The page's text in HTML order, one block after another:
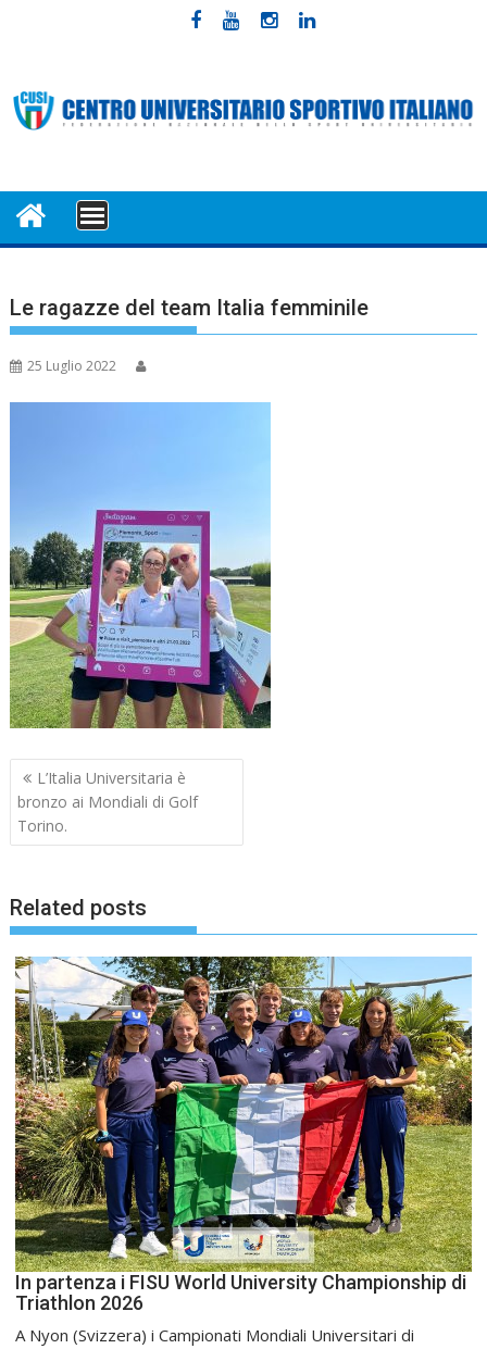
MENU
Le ragazze del team Italia femminile
25 Luglio 2022
Navigazione
articoli
L’Italia Universitaria è
bronzo ai Mondiali di Golf
Torino.
Related posts
In partenza i FISU World University Championship di
Triathlon 2026
A Nyon (Svizzera) i Campionati Mondiali Universitari di